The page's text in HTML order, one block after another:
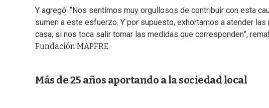
Y agregó: “Nos sentimos muy orgullosos de contribuir con esta
sumen a este esfuerzo. Y por supuesto, exhortamos a atender
casa, si nos toca salir tomar las medidas que corresponden”,
Fundación MAPFRE
Más de 25 años aportando a la sociedad local